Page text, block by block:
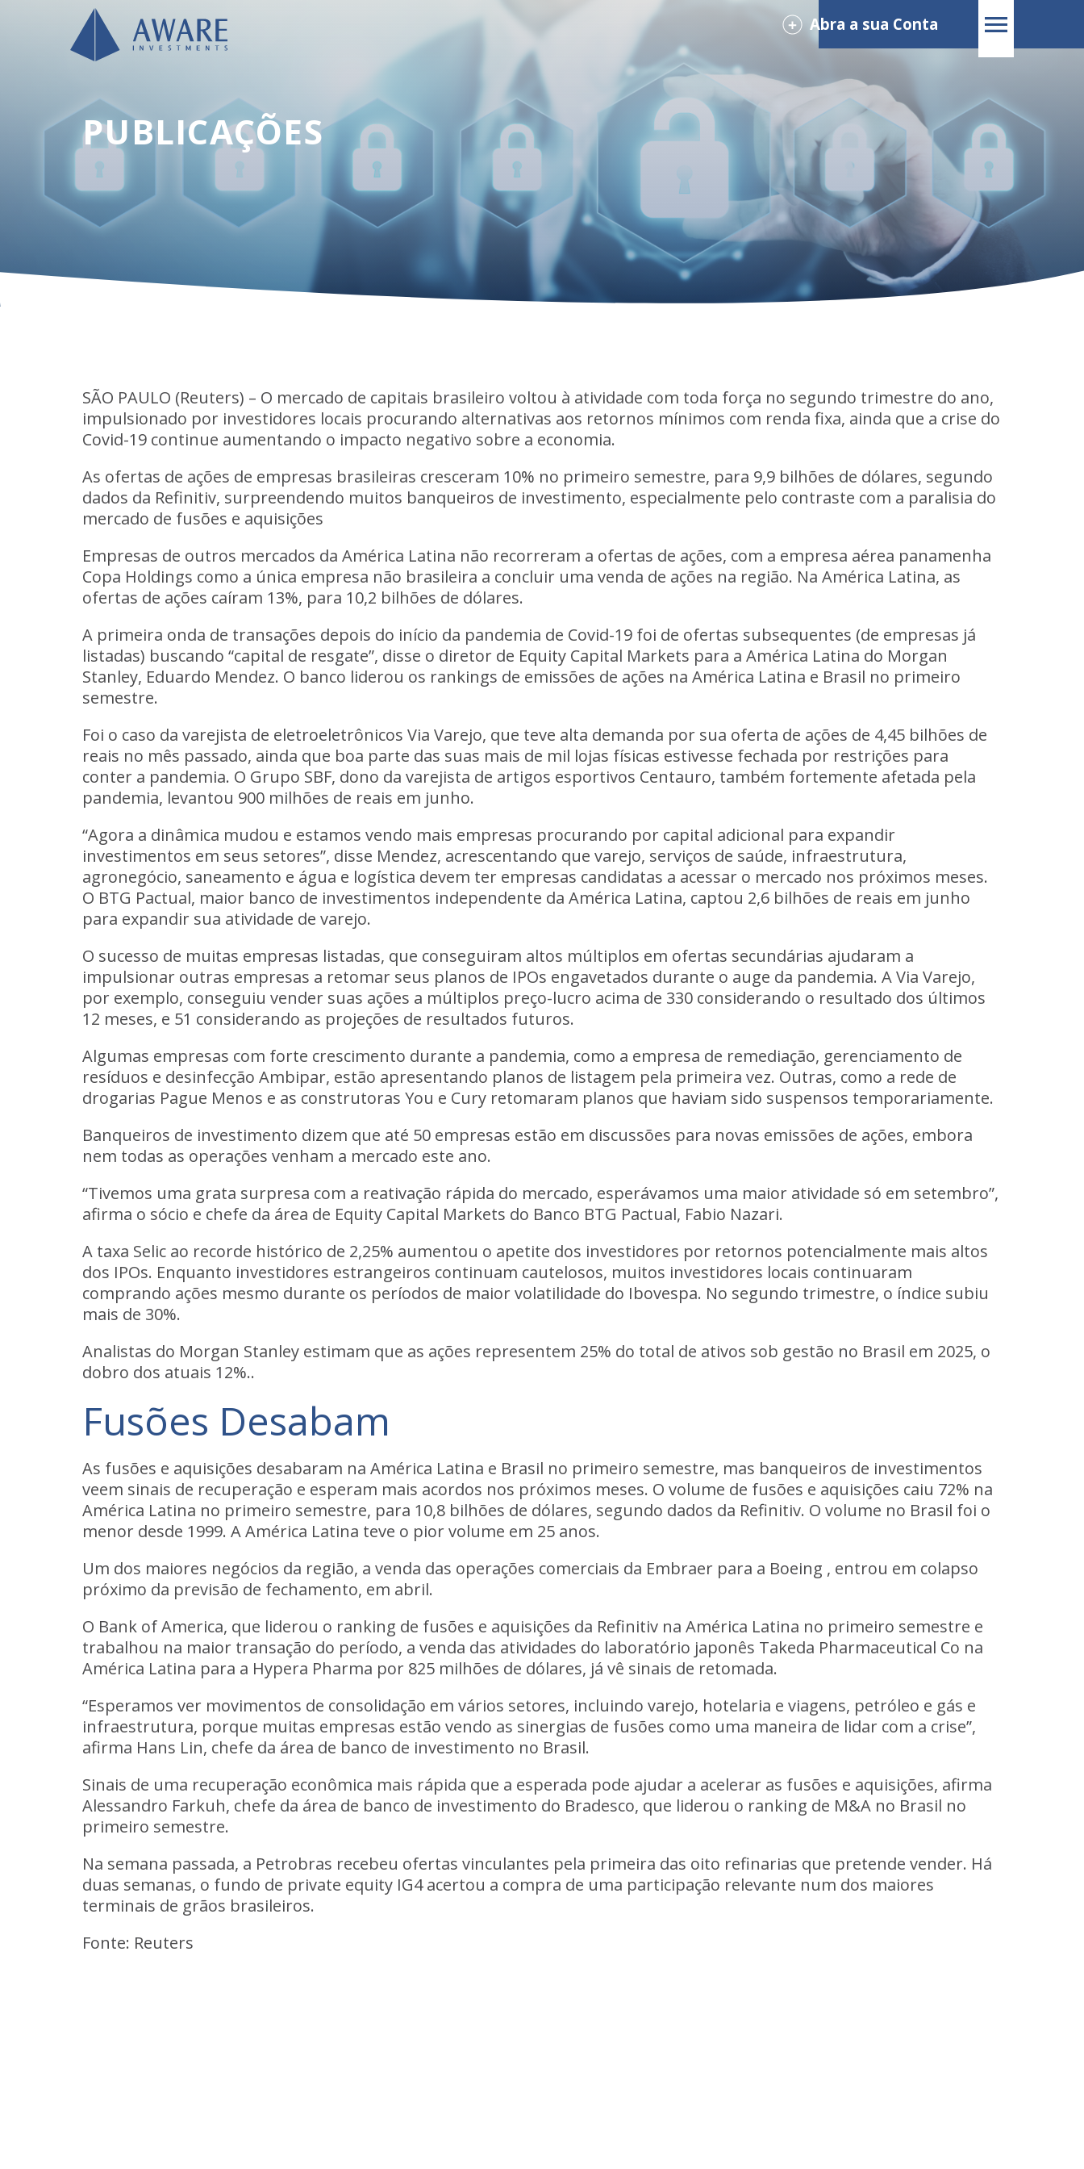
Abra a sua Conta
PUBLICAÇÕES
SÃO PAULO (Reuters) – O mercado de capitais brasileiro voltou à atividade com toda força no segundo trimestre do ano,
impulsionado por investidores locais procurando alternativas aos retornos mínimos com renda fixa, ainda que a crise do
Covid-19 continue aumentando o impacto negativo sobre a economia.
As ofertas de ações de empresas brasileiras cresceram 10% no primeiro semestre, para 9,9 bilhões de dólares, segundo
dados da Refinitiv, surpreendendo muitos banqueiros de investimento, especialmente pelo contraste com a paralisia do
mercado de fusões e aquisições
Empresas de outros mercados da América Latina não recorreram a ofertas de ações, com a empresa aérea panamenha
Copa Holdings como a única empresa não brasileira a concluir uma venda de ações na região. Na América Latina, as
ofertas de ações caíram 13%, para 10,2 bilhões de dólares.
A primeira onda de transações depois do início da pandemia de Covid-19 foi de ofertas subsequentes (de empresas já
listadas) buscando “capital de resgate”, disse o diretor de Equity Capital Markets para a América Latina do Morgan
Stanley, Eduardo Mendez. O banco liderou os rankings de emissões de ações na América Latina e Brasil no primeiro
semestre.
Foi o caso da varejista de eletroeletrônicos Via Varejo, que teve alta demanda por sua oferta de ações de 4,45 bilhões de
reais no mês passado, ainda que boa parte das suas mais de mil lojas físicas estivesse fechada por restrições para
conter a pandemia. O Grupo SBF, dono da varejista de artigos esportivos Centauro, também fortemente afetada pela
pandemia, levantou 900 milhões de reais em junho.
“Agora a dinâmica mudou e estamos vendo mais empresas procurando por capital adicional para expandir
investimentos em seus setores”, disse Mendez, acrescentando que varejo, serviços de saúde, infraestrutura,
agronegócio, saneamento e água e logística devem ter empresas candidatas a acessar o mercado nos próximos meses.
O BTG Pactual, maior banco de investimentos independente da América Latina, captou 2,6 bilhões de reais em junho
para expandir sua atividade de varejo.
O sucesso de muitas empresas listadas, que conseguiram altos múltiplos em ofertas secundárias ajudaram a
impulsionar outras empresas a retomar seus planos de IPOs engavetados durante o auge da pandemia. A Via Varejo,
por exemplo, conseguiu vender suas ações a múltiplos preço-lucro acima de 330 considerando o resultado dos últimos
12 meses, e 51 considerando as projeções de resultados futuros.
Algumas empresas com forte crescimento durante a pandemia, como a empresa de remediação, gerenciamento de
resíduos e desinfecção Ambipar, estão apresentando planos de listagem pela primeira vez. Outras, como a rede de
drogarias Pague Menos e as construtoras You e Cury retomaram planos que haviam sido suspensos temporariamente.
Banqueiros de investimento dizem que até 50 empresas estão em discussões para novas emissões de ações, embora
nem todas as operações venham a mercado este ano.
“Tivemos uma grata surpresa com a reativação rápida do mercado, esperávamos uma maior atividade só em setembro”,
afirma o sócio e chefe da área de Equity Capital Markets do Banco BTG Pactual, Fabio Nazari.
A taxa Selic ao recorde histórico de 2,25% aumentou o apetite dos investidores por retornos potencialmente mais altos
dos IPOs. Enquanto investidores estrangeiros continuam cautelosos, muitos investidores locais continuaram
comprando ações mesmo durante os períodos de maior volatilidade do Ibovespa. No segundo trimestre, o índice subiu
mais de 30%.
Analistas do Morgan Stanley estimam que as ações representem 25% do total de ativos sob gestão no Brasil em 2025, o
dobro dos atuais 12%..
Fusões Desabam
As fusões e aquisições desabaram na América Latina e Brasil no primeiro semestre, mas banqueiros de investimentos
veem sinais de recuperação e esperam mais acordos nos próximos meses. O volume de fusões e aquisições caiu 72% na
América Latina no primeiro semestre, para 10,8 bilhões de dólares, segundo dados da Refinitiv. O volume no Brasil foi o
menor desde 1999. A América Latina teve o pior volume em 25 anos.
Um dos maiores negócios da região, a venda das operações comerciais da Embraer para a Boeing , entrou em colapso
próximo da previsão de fechamento, em abril.
O Bank of America, que liderou o ranking de fusões e aquisições da Refinitiv na América Latina no primeiro semestre e
trabalhou na maior transação do período, a venda das atividades do laboratório japonês Takeda Pharmaceutical Co na
América Latina para a Hypera Pharma por 825 milhões de dólares, já vê sinais de retomada.
“Esperamos ver movimentos de consolidação em vários setores, incluindo varejo, hotelaria e viagens, petróleo e gás e
infraestrutura, porque muitas empresas estão vendo as sinergias de fusões como uma maneira de lidar com a crise”,
afirma Hans Lin, chefe da área de banco de investimento no Brasil.
Sinais de uma recuperação econômica mais rápida que a esperada pode ajudar a acelerar as fusões e aquisições, afirma
Alessandro Farkuh, chefe da área de banco de investimento do Bradesco, que liderou o ranking de M&A no Brasil no
primeiro semestre.
Na semana passada, a Petrobras recebeu ofertas vinculantes pela primeira das oito refinarias que pretende vender. Há
duas semanas, o fundo de private equity IG4 acertou a compra de uma participação relevante num dos maiores
terminais de grãos brasileiros.
Fonte: Reuters